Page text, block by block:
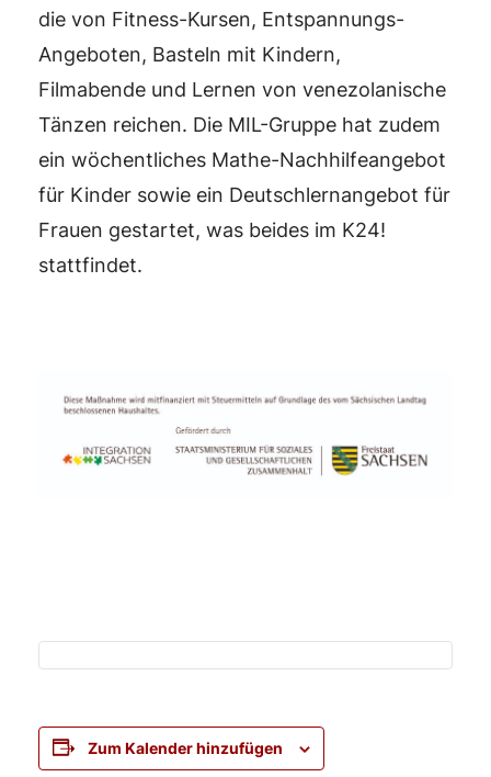
die von Fitness-Kursen, Entspannungs-
Angeboten, Basteln mit Kindern,
Filmabende und Lernen von venezolanische
Tänzen reichen. Die MIL-Gruppe hat zudem
ein wöchentliches Mathe-Nachhilfeangebot
für Kinder sowie ein Deutschlernangebot für
Frauen gestartet, was beides im K24!
stattfindet.
Zum Kalender hinzufügen